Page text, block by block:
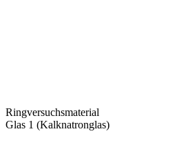
Ringversuchsmaterial
Glas 1 (Kalknatronglas)